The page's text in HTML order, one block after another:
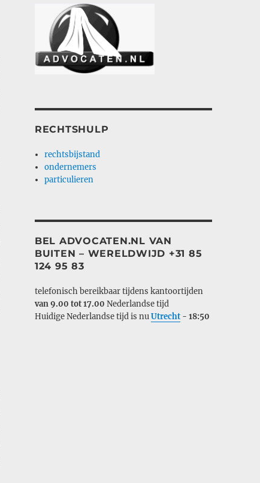
RECHTSHULP
rechtsbijstand
ondernemers
particulieren
BEL ADVOCATEN.NL VAN
BUITEN – WERELDWIJD +31 85
124 95 83
telefonisch bereikbaar tijdens kantoortijden
van 9.00 tot 17.00 Nederlandse tijd
Huidige Nederlandse tijd is nuUtrecht- 18:50